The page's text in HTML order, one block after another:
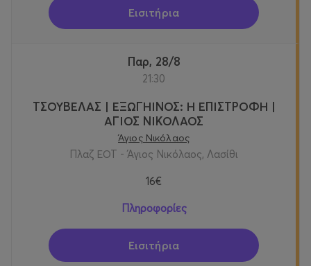
Εισιτήρια
Παρ, 28/8
21:30
ΤΣΟΥΒΕΛΑΣ | ΕΞΩΓΗΙΝΟΣ: Η ΕΠΙΣΤΡΟΦΗ |
ΑΓΙΟΣ ΝΙΚΟΛΑΟΣ
Άγιος Νικόλαος
Πλαζ ΕΟΤ - Άγιος Νικόλαος, Λασίθι
16€
Πληροφορίες
Εισιτήρια